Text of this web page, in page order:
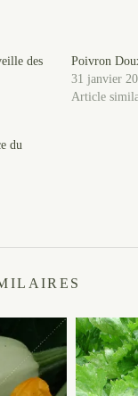
des
Poivron
31 janvier
Article
du